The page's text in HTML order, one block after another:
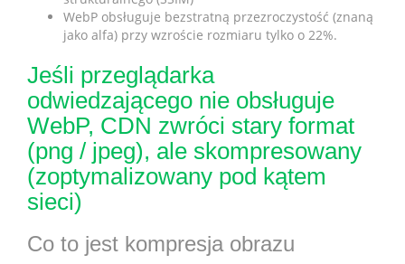
WebP obsługuje bezstratną przezroczystość (znaną
jako alfa) przy wzroście rozmiaru tylko o 22%.
Jeśli przeglądarka
odwiedzającego nie obsługuje
WebP, CDN zwróci stary format
(png / jpeg), ale skompresowany
(zoptymalizowany pod kątem
sieci)
Co to jest kompresja obrazu